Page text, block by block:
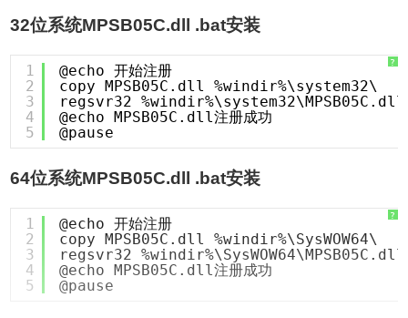
32位系统MPSB05C.dll .bat安装
?
1
2
3
4
5
@echo 开始注册
copy MPSB05C.dll %windir%\system32\
regsvr32
@echo MPSB05C.dll注册成功
@pause
64位系统MPSB05C.dll .bat安装
?
1
2
3
4
5
@echo 开始注册
copy MPSB05C.dll %windir%\SysWOW64\
regsvr32
@echo MPSB05C.dll注册成功
@pause